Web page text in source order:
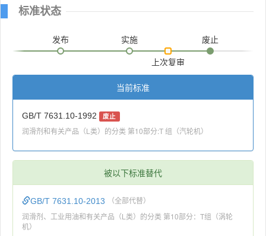
标准状态
发布 实施
上次复审
废止
当前标准
GB/T 7631.10-1992 废止
润滑剂和有关产品（L类）的分类 第10部分:T 组（汽轮机）
被以下标准替代
GB/T 7631.10-2013 （全部代替）
润滑剂、工业用油和有关产品（L类）的分类 第10部分：T组（涡轮
机）